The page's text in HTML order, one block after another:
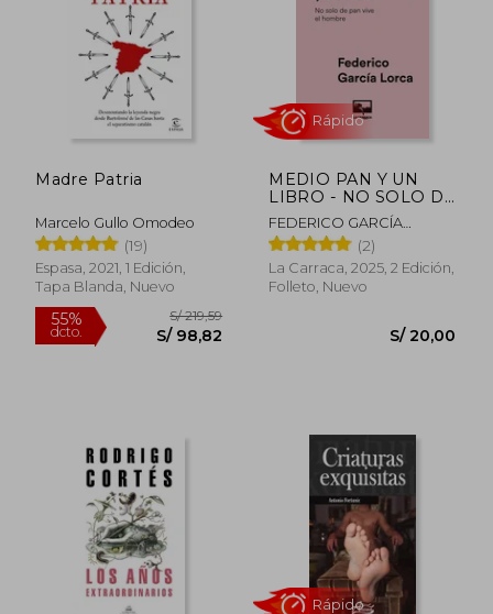
Madre Patria
Marcelo Gullo Omodeo
(19)
Espasa, 2021, 1 Edición,
Tapa Blanda, Nuevo
55%
dcto.
MEDIO PAN Y UN
LIBRO - NO SOLO DE
PAN VIVE EL
HOMBRE
FEDERICO GARCÍA
LORCA
(2)
La Carraca, 2025, 2 Edición,
Folleto, Nuevo
Rápido